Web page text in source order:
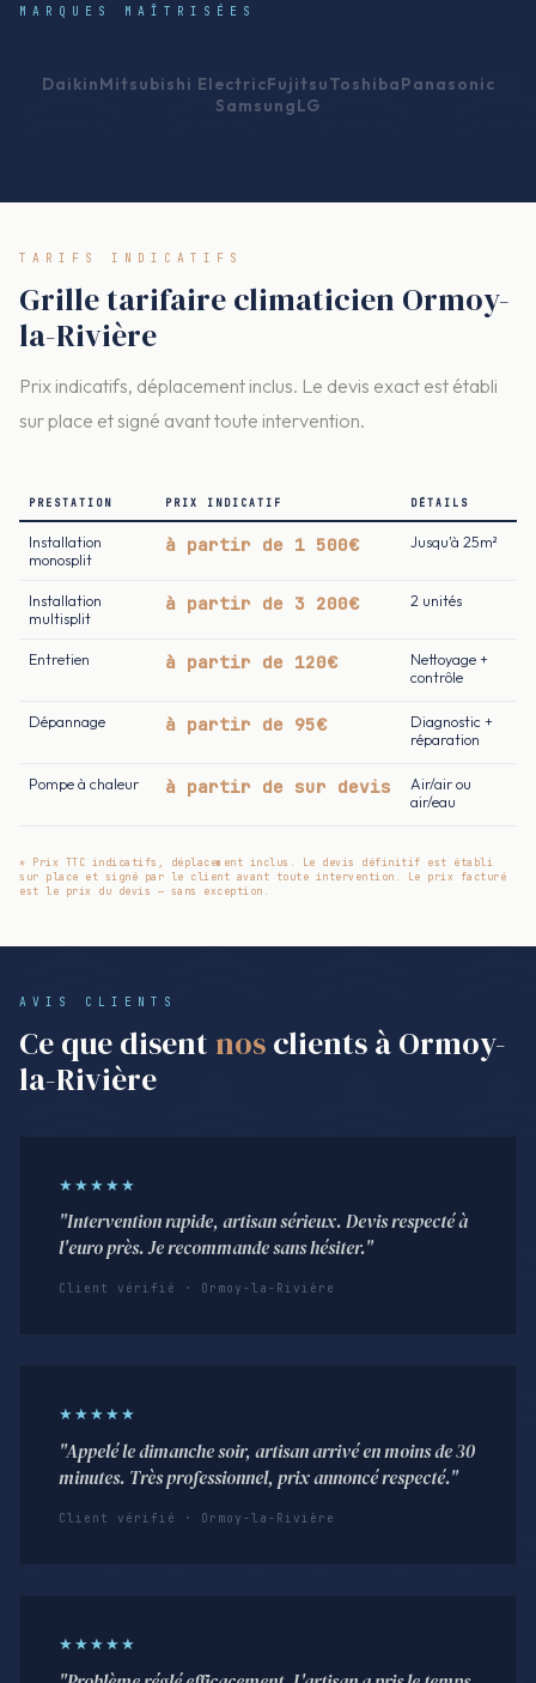
MARQUES MAÎTRISÉES
DaikinMitsubishi ElectricFujitsuToshibaPanasonic
SamsungLG
TARIFS INDICATIFS
Grille tarifaire climaticien Ormoy-
la-Rivière
Prix indicatifs, déplacement inclus. Le devis exact est établi
sur place et signé avant toute intervention.
PRESTATION PRIX INDICATIF DÉTAILS
Installation
monosplit
à partir de 1 500€ Jusqu'à 25m²
Installation
multisplit
à partir de 3 200€ 2 unités
Entretien à partir de 120€
Nettoyage +
contrôle
Dépannage à partir de 95€
Diagnostic +
réparation
Pompe à chaleur à partir de sur devis
Air/air ou
air/eau
* Prix TTC indicatifs, déplacement inclus. Le devis définitif est établi
sur place et signé par le client avant toute intervention. Le prix facturé
est le prix du devis — sans exception.
AVIS CLIENTS
Ce que disent nosclients à Ormoy-
la-Rivière
★★★★★
"Intervention rapide, artisan sérieux. Devis respecté à
l'euro près. Je recommande sans hésiter."
Client vérifié · Ormoy-la-Rivière
★★★★★
"Appelé le dimanche soir, artisan arrivé en moins de 30
minutes. Très professionnel, prix annoncé respecté."
Client vérifié · Ormoy-la-Rivière
★★★★★